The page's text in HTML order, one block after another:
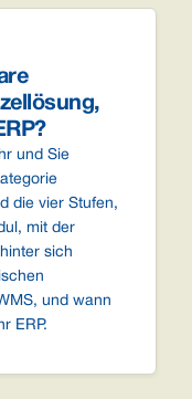
und Sie
die vier Stufen,
mit der
sich
und wann
ERP.